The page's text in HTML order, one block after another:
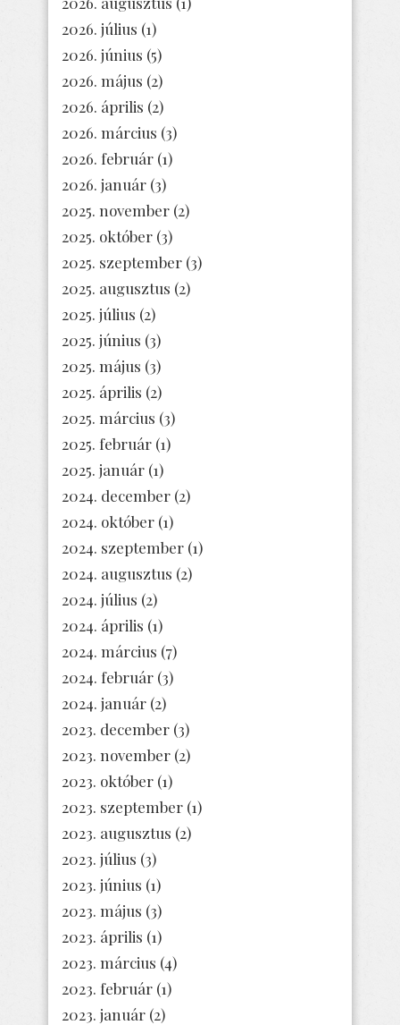
2026. július (1)
2026. június (5)
2026. május (2)
2026. április (2)
2026. március (3)
2026. február (1)
2026. január (3)
2025. november (2)
2025. október (3)
2025. szeptember (3)
2025. augusztus (2)
2025. július (2)
2025. június (3)
2025. május (3)
2025. április (2)
2025. március (3)
2025. február (1)
2025. január (1)
2024. december (2)
2024. október (1)
2024. szeptember (1)
2024. augusztus (2)
2024. július (2)
2024. április (1)
2024. március (7)
2024. február (3)
2024. január (2)
2023. december (3)
2023. november (2)
2023. október (1)
2023. szeptember (1)
2023. augusztus (2)
2023. július (3)
2023. június (1)
2023. május (3)
2023. április (1)
2023. március (4)
2023. február (1)
2023. január (2)